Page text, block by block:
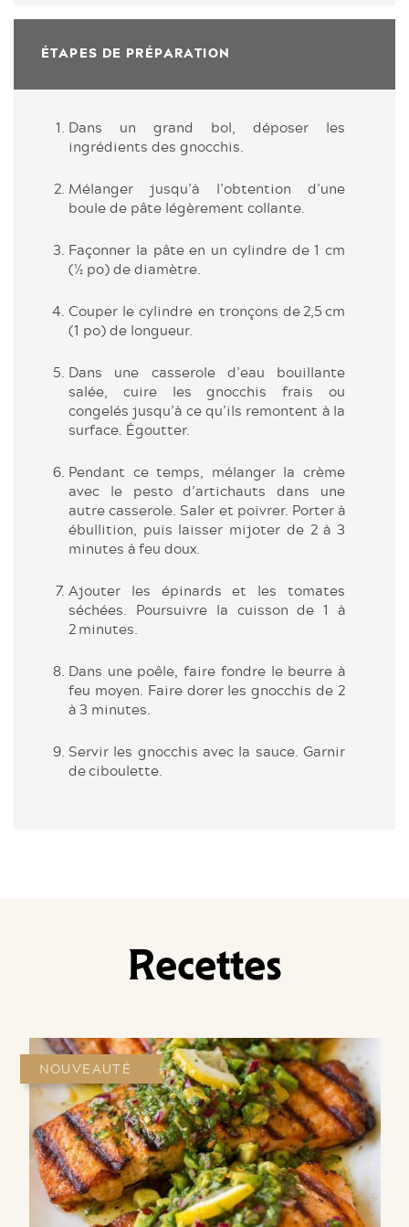
ÉTAPES DE PRÉPARATION
Dans un grand bol, déposer les
ingrédients des gnocchis.
Mélanger jusqu’à l’obtention d’une
boule de pâte légèrement ­collante.
Façonner la pâte en un cylindre de 1 cm
(½ po) de diamètre. ­
Couper le cylindre en tronçons de 2,5 cm
(1 po) de longueur.
Dans une casserole d’eau bouillante
salée, cuire les gnocchis frais ou
congelés jusqu’à ce qu’ils remontent à la
surface. Égoutter.
Pendant ce temps, mélanger la crème
avec le pesto d’artichauts dans une
autre casserole. Saler et poivrer. Porter à
ébullition, puis laisser mijoter de 2 à 3
minutes à feu doux.
Ajouter les épinards et les tomates
séchées. ­Poursuivre la cuisson de 1 à
2 minutes.
Dans une poêle, faire fondre le beurre à
feu moyen. Faire dorer les gnocchis de 2
à 3 minutes.
Servir les gnocchis avec la sauce. Garnir
de ­ciboulette.
Recettes
NOUVEAUTÉ